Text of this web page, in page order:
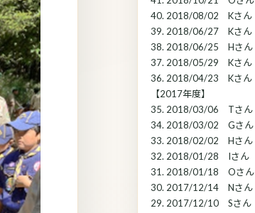
40. 2018/08/02 Kさん
39. 2018/06/27 Kさん
38. 2018/06/25 Hさん
37. 2018/05/29 Kさん
36. 2018/04/23 Kさん
【2017年度】
35. 2018/03/06 Tさん
34. 2018/03/02 Gさん
33. 2018/02/02 Hさん
32. 2018/01/28 Iさん
31. 2018/01/18 Oさん
30. 2017/12/14 Nさん
29. 2017/12/10 Sさん